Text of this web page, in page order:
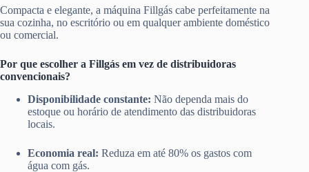
Compacta e elegante, a máquina Fillgás cabe perfeitamente na
sua cozinha, no escritório ou em qualquer ambiente doméstico
ou comercial.
Por que escolher a Fillgás em vez de distribuidoras
convencionais?
Disponibilidade constante: Não dependa mais do
estoque ou horário de atendimento das distribuidoras
locais.
Economia real: Reduza em até 80% os gastos com
água com gás.